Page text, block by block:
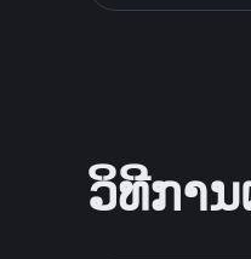
ວິທີການ